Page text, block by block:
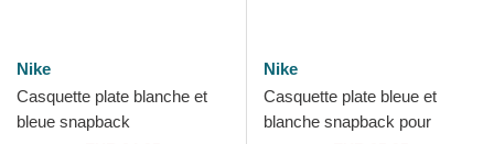
Nike
Casquette plate blanche et
bleue snapback
Nike
Casquette plate bleue et
blanche snapback pour